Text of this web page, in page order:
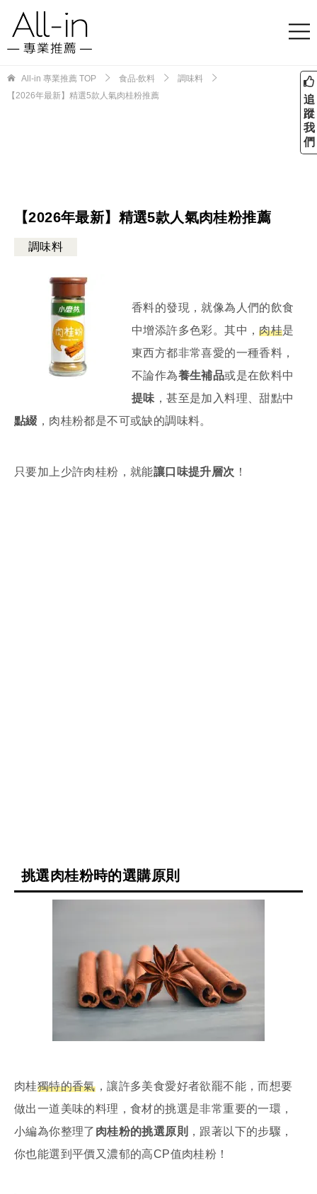
All-in 專業推薦 TOP 食品‧飲料
調味料
【2026年最新】精選5款人氣肉桂粉推薦
【2026年最新】精選5款人氣肉桂粉推薦
調味料
香料的發現，就像為人們的飲食
中增添許多色彩。其中，肉桂是
東西方都非常喜愛的一種香料，
不論作為養生補品或是在飲料中
提味 ，甚至是加入料理、甜點中
點綴，肉桂粉都是不可或缺的調味料。
只要加上少許肉桂粉，就能讓口味提升層次 ！
挑選肉桂粉時的選購原則
肉桂獨特的香氣，讓許多美食愛好者欲罷不能，而想要
做出一道美味的料理，食材的挑選是非常重要的一環，
小編為你整理了 肉桂粉的挑選原則 ，跟著以下的步驟，
你也能選到平價又濃郁的高CP值肉桂粉！
追
蹤
我
們